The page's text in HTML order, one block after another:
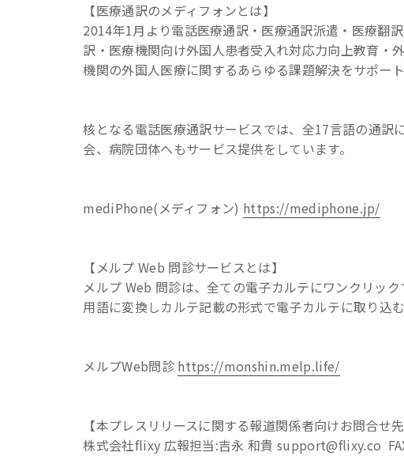
【医療通訳のメディフォンとは】
2014年1月より電話医療通訳・医療通訳派遣・医療翻
訳・医療機関向け外国人患者受入れ対応力向上教育・
機関の外国人医療に関するあらゆる課題解決をサポート
核となる電話医療通訳サービスでは、全17言語の通
会、病院団体へもサービス提供をしています。
mediPhone(メディフォン) https://mediphone.jp/
【メルプ Web 問診サービスとは】
メルプ Web 問診は、全ての電子カルテにワンクリッ
用語に変換しカルテ記載の形式で電子カルテに取り込
メルプWeb問診 https://monshin.melp.life/
【本プレスリリースに関する報道関係者向けお問合せ先
株式会社flixy 広報担当:吉永 和貴 support@flixy.co